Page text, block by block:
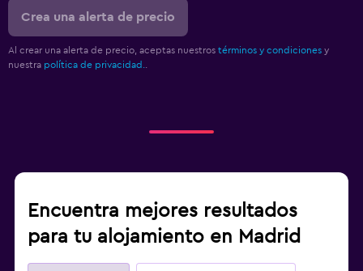
Crea una alerta de precio
Al crear una alerta de precio, aceptas nuestros términos y condiciones y
nuestra política de privacidad.
Encuentra mejores resultados
para tu alojamiento en Madrid